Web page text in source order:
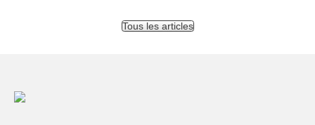
Tous les articles